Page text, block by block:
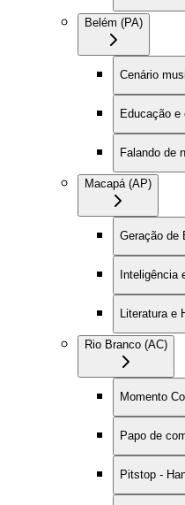
Belém (PA)
Cenário
Educação e
Falando de
Macapá (AP)
Geração de
Inteligência
Literatura e
Rio Branco (AC)
Momento
Papo de
Pitstop -